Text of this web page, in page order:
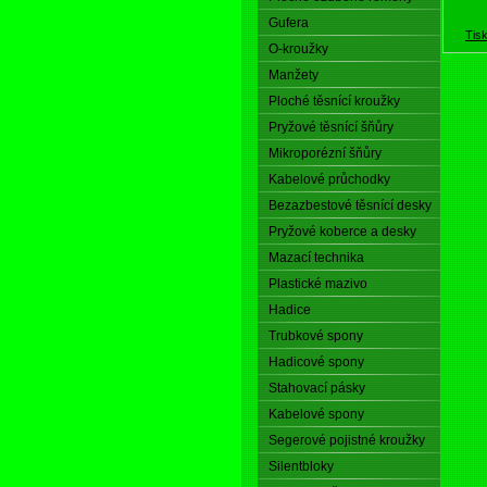
Gufera
O-kroužky
Manžety
Ploché těsnící kroužky
Pryžové těsnící šňůry
Mikroporézní šňůry
Kabelové průchodky
Bezazbestové těsnící desky
Pryžové koberce a desky
Mazací technika
Plastické mazivo
Hadice
Trubkové spony
Hadicové spony
Stahovací pásky
Kabelové spony
Segerové pojistné kroužky
Silentbloky